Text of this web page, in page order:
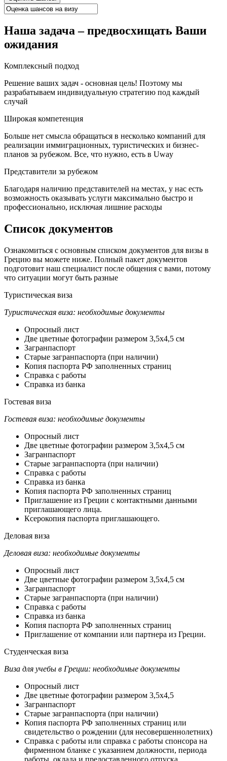
Наша задача – предвосхищать Ваши
ожидания
Комплексный подход
Решение ваших задач - основная цель! Поэтому мы
разрабатываем индивидуальную стратегию под каждый
случай
Широкая компетенция
Больше нет смысла обращаться в несколько компаний для
реализации иммиграционных, туристических и бизнес-
планов за рубежом. Все, что нужно, есть в Uway
Представители за рубежом
Благодаря наличию представителей на местах, у нас есть
возможность оказывать услуги максимально быстро и
профессионально, исключая лишние расходы
Список документов
Ознакомиться с основным списком документов для визы в
Грецию вы можете ниже. Полный пакет документов
подготовит наш специалист после общения с вами, потому
что ситуации могут быть разные
Туристическая виза
Туристическая виза: необходимые документы
Опросный лист
Две цветные фотографии размером 3,5х4,5 см
Загранпаспорт
Старые загранпаспорта (при наличии)
Копия паспорта РФ заполненных страниц
Справка с работы
Справка из банка
Гостевая виза
Гостевая виза: необходимые документы
Опросный лист
Две цветные фотографии размером 3,5х4,5 см
Загранпаспорт
Старые загранпаспорта (при наличии)
Справка с работы
Справка из банка
Копия паспорта РФ заполненных страниц
Приглашение из Греции с контактными данными
приглашающего лица.
Ксерокопия паспорта приглашающего.
Деловая виза
Деловая виза: необходимые документы
Опросный лист
Две цветные фотографии размером 3,5х4,5 см
Загранпаспорт
Старые загранпаспорта (при наличии)
Справка с работы
Справка из банка
Копия паспорта РФ заполненных страниц
Приглашение от компании или партнера из Греции.
Студенческая виза
Виза для учебы в Греции: необходимые документы
Опросный лист
Две цветные фотографии размером 3,5х4,5
Загранпаспорт
Старые загранпаспорта (при наличии)
Копия паспорта РФ заполненных страниц или
свидетельство о рождении (для несовершеннолетних)
Справка с работы или справка с работы спонсора на
фирменном бланке с указанием должности, периода